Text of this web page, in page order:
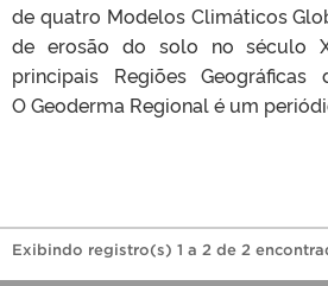
de quatro Modelos Climáticos
de erosão do solo no século
principais Regiões
O Geoderma Regional é um
Exibindo registro(s) 1 a 2 de 2